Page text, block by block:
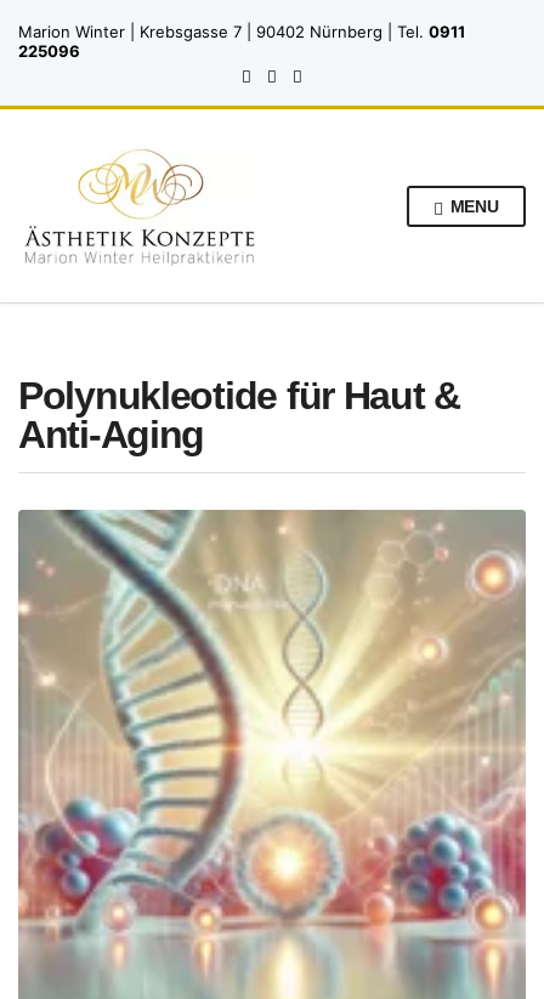
Marion Winter | Krebsgasse 7 | 90402 Nürnberg | Tel. 0911
225096
MENU
Polynukleotide für Haut &
Anti-Aging